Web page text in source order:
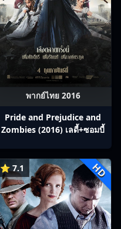
พากย์ไทย 2016
Pride and Prejudice and
Zombies (2016) เลดี้+ซอมบี้
⭐ 7.1 HD